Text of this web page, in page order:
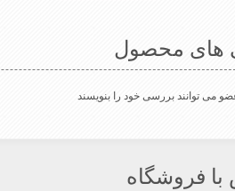
های محصول
می توانند بررسی خود را بنویسند
فروشگاه